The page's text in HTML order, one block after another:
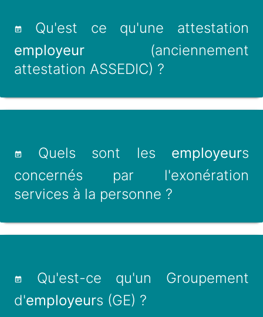
Qu'est ce qu'une attestation
employeur (anciennement
attestation ASSEDIC) ?
Quels sont les employeurs
concernés par l'exonération
services à la personne ?
Qu'est-ce qu'un Groupement
d'employeurs (GE) ?